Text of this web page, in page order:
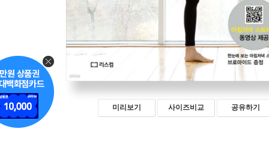
미리보기 사이즈비교 공유하기